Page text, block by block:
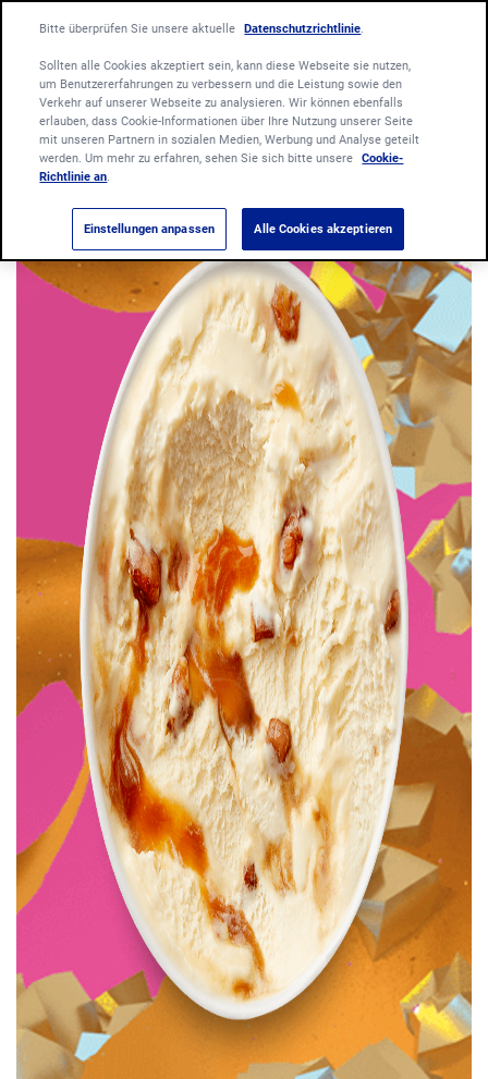
Bitte überprüfen Sie unsere aktuelle Datenschutzrichtlinie
Sollten alle Cookies akzeptiert sein, kann diese Webseite sie nutzen,
um Benutzererfahrungen zu verbessern und die Leistung sowie den
Verkehr auf unserer Webseite zu analysieren. Wir können ebenfalls
erlauben, dass Cookie-Informationen über Ihre Nutzung unserer Seite
mit unseren Partnern in sozialen Medien, Werbung und Analyse geteilt
werden. Um mehr zu erfahren, sehen Sie sich bitte unsere
Cookie-
Richtlinie an
Einstellungen anpassen Alle Cookies akzeptieren